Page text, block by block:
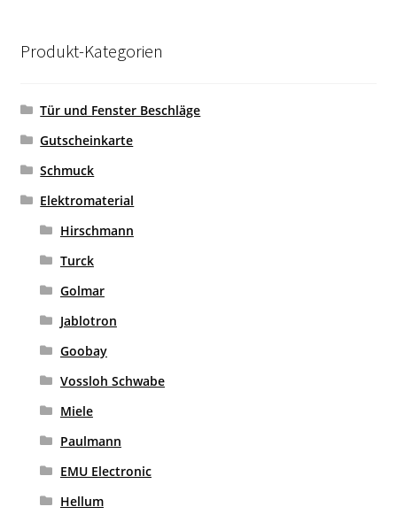
Produkt-Kategorien
Tür und Fenster Beschläge
Gutscheinkarte
Schmuck
Elektromaterial
Hirschmann
Turck
Golmar
Jablotron
Goobay
Vossloh Schwabe
Miele
Paulmann
EMU Electronic
Hellum